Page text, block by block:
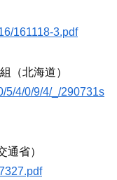
161118-3.pdf
（北海道）
5/4/0/9/4/_/290731s
通省）